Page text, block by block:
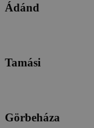
Ádánd
Tamási
Görbeháza